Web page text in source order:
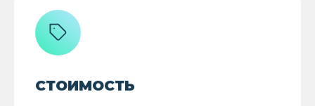
СТОИМОСТЬ